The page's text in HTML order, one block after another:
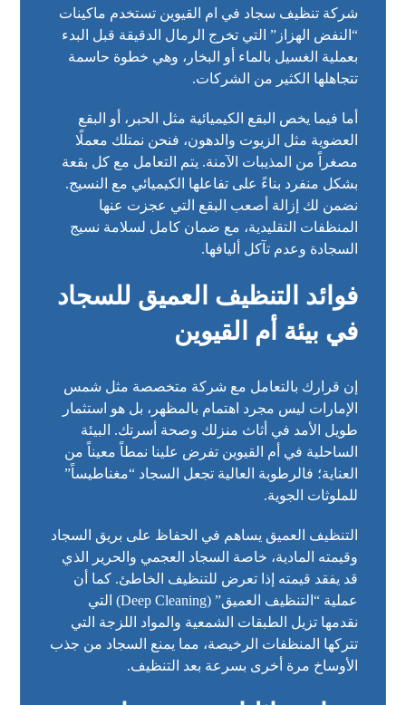
شركة تنظيف سجاد في ام القيوين تستخدم ماكينات
“النفض الهزاز” التي تخرج الرمال الدقيقة قبل البدء
بعملية الغسيل بالماء أو البخار، وهي خطوة حاسمة
تتجاهلها الكثير من الشركات.
أما فيما يخص البقع الكيميائية مثل الحبر، أو البقع
العضوية مثل الزيوت والدهون، فنحن نمتلك معملًا
مصغراً من المذيبات الآمنة. يتم التعامل مع كل بقعة
بشكل منفرد بناءً على تفاعلها الكيميائي مع النسيج.
نضمن لك إزالة أصعب البقع التي عجزت عنها
المنظفات التقليدية، مع ضمان كامل لسلامة نسيج
السجادة وعدم تآكل أليافها.
فوائد التنظيف العميق للسجاد
في بيئة أم القيوين
إن قرارك بالتعامل مع شركة متخصصة مثل شمس
الإمارات ليس مجرد اهتمام بالمظهر، بل هو استثمار
طويل الأمد في أثاث منزلك وصحة أسرتك. البيئة
الساحلية في أم القيوين تفرض علينا نمطاً معيناً من
العناية؛ فالرطوبة العالية تجعل السجاد “مغناطيساً”
للملوثات الجوية.
التنظيف العميق يساهم في الحفاظ على بريق السجاد
وقيمته المادية، خاصة السجاد العجمي والحرير الذي
قد يفقد قيمته إذا تعرض للتنظيف الخاطئ. كما أن
عملية “التنظيف العميق” (Deep Cleaning) التي
نقدمها تزيل الطبقات الشمعية والمواد اللزجة التي
تتركها المنظفات الرخيصة، مما يمنع السجاد من جذب
الأوساخ مرة أخرى بسرعة بعد التنظيف.